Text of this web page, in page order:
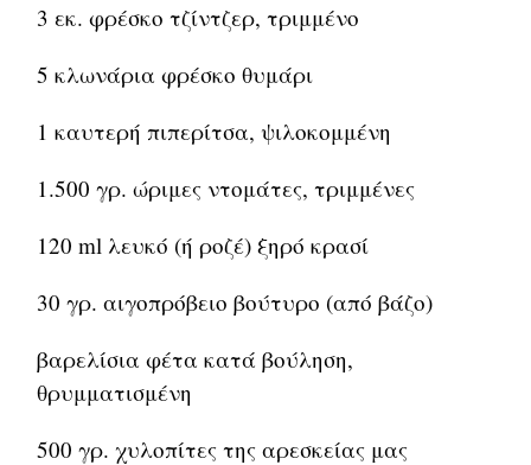
3 εκ. φρέσκο τζίντζερ, τριμμένο
5 κλωνάρια φρέσκο θυμάρι
1 καυτερή πιπερίτσα, ψιλοκομμένη
1.500 γρ. ώριμες ντομάτες, τριμμένες
120 ml λευκό (ή ροζέ) ξηρό κρασί
30 γρ. αιγοπρόβειο βούτυρο (από βάζο)
βαρελίσια φέτα κατά βούληση,
θρυμματισμένη
500 γρ. χυλοπίτες της αρεσκείας μας